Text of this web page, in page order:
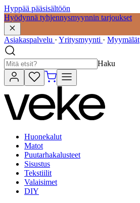
Hyppää pääsisältöön
Hyödynnä tyhjennysmyynnin tarjoukset
Asiakaspalvelu · Yritysmyynti · Myymälät
Haku
Huonekalut
Matot
Puutarhakalusteet
Sisustus
Tekstiilit
Valaisimet
DIY